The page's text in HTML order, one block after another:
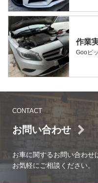
作業
Gooピ
CONTACT
お問い合わせ
お車に関するお問い合わせ
お気軽にご相談ください。